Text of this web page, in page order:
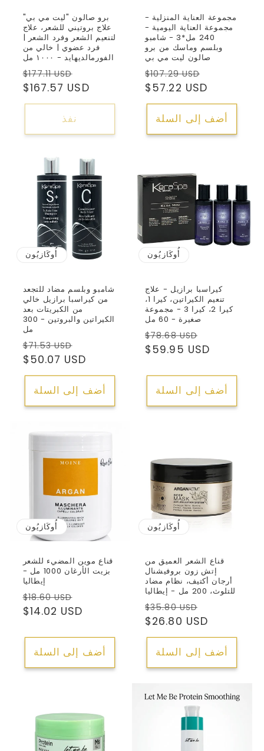
برو صالون "ليت مي بي"
علاج بروتيني للشعر، علاج
لتنعيم الشعر وفرد الشعر |
فرد عضوي | خالي من
الفورمالديهايد - ١٠٠٠ مل
السعر
العادي
$177.11 USD
البيع
$167.57 USD
نفذ
مجموعة العناية المنزلية -
مجموعة العناية اليومية -
240 مل*3 - شامبو
وبلسم وماسك من برو
صالون ليت مي بي
السعر
العادي
$107.29 USD
البيع$57.22 USD
أضف إلى السلة
أُوكَازيُون
شامبو وبلسم مضاد للتجعد
من كيراسبا برازيل خالي
من الكبريتات بعد
الكيراتين والبروتين - 300
مل
السعر
العادي
$71.53 USD
البيع$50.07 USD
أضف إلى السلة
أُوكَازيُون
كيراسبا برازيل - علاج
تنعيم الكيراتين، كيرا 1،
كيرا 2، كيرا 3 - مجموعة
صغيرة - 60 مل
السعر
العادي
$78.68 USD
البيع$59.95 USD
أضف إلى السلة
أُوكَازيُون
قناع موين المضيء للشعر
بزيت الأرغان 1000 مل -
إيطاليا
السعر
العادي
$18.60 USD
البيع$14.02 USD
أضف إلى السلة
أُوكَازيُون
قناع الشعر العميق من
إتش زون بروفيشنال
أرجان أكتيف، نظام مضاد
للتلوث، 200 مل - إيطاليا
السعر
العادي
$35.80 USD
البيع$26.80 USD
أضف إلى السلة